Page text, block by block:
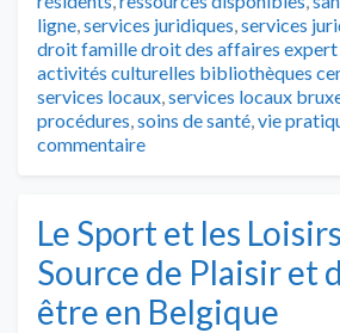
ligne,services juridiques,services
droit famille droit des affaires
activités culturelles bibliothèques
services locaux,services locaux
procédures,soins de santé,vie
commentaire
Le Sport et les
Source de Plaisir et
être en Belgique